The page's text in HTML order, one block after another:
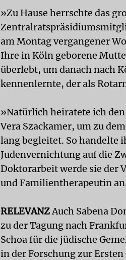
»Zu Hause herrschte das
am Montag vergangener
Ihre in Köln geborene
überlebt, um danach nach
kennenlernte, der als
»Natürlich heiratete ich
Vera Szackamer, um zu
lang begleitet. So handelte
Judenvernichtung auf die
Doktorarbeit werde sie der
und Familientherapeutin
RELEVANZAuch Sabena
zu der Tagung nach
Schoa für die jüdische
in der Forschung zur